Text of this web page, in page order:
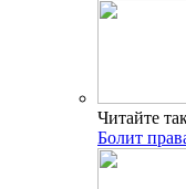
Читайте
Болит